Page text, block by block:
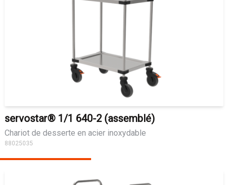
servostar® 1/1 640-2 (assemblé)
Chariot de desserte en acier inoxydable
88025035